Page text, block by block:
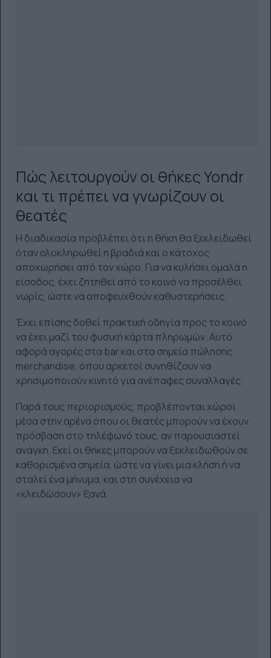
Πώς λειτουργούν οι θήκες Yondr
και τι πρέπει να γνωρίζουν οι
θεατές
Η διαδικασία προβλέπει ότι η θήκη θα ξεκλειδωθεί
όταν ολοκληρωθεί η βραδιά και ο κάτοχος
αποχωρήσει από τον χώρο. Για να κυλήσει ομαλά η
είσοδος, έχει ζητηθεί από το κοινό να προσέλθει
νωρίς, ώστε να αποφευχθούν καθυστερήσεις.
Έχει επίσης δοθεί πρακτική οδηγία προς το κοινό
να έχει μαζί του φυσική κάρτα πληρωμών. Αυτό
αφορά αγορές στα bar και στα σημεία πώλησης
merchandise, όπου αρκετοί συνηθίζουν να
χρησιμοποιούν κινητό για ανέπαφες συναλλαγές.
Παρά τους περιορισμούς, προβλέπονται χώροι
μέσα στην αρένα όπου οι θεατές μπορούν να έχουν
πρόσβαση στο τηλέφωνό τους, αν παρουσιαστεί
ανάγκη. Εκεί οι θήκες μπορούν να ξεκλειδωθούν σε
καθορισμένα σημεία, ώστε να γίνει μια κλήση ή να
σταλεί ένα μήνυμα, και στη συνέχεια να
«κλειδώσουν» ξανά.